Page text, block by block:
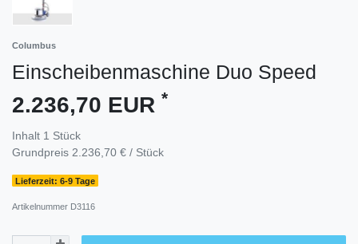
Columbus
Einscheibenmaschine Duo Speed
2.236,70 EUR *
Inhalt 1 Stück
Grundpreis 2.236,70 € / Stück
Lieferzeit: 6-9 Tage
Artikelnummer D3116